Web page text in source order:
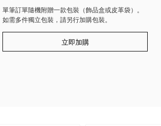
單筆訂單隨機附贈一款包裝（飾品盒或皮革袋）。
如需多件獨立包裝，請另行加購包裝。
立即加購